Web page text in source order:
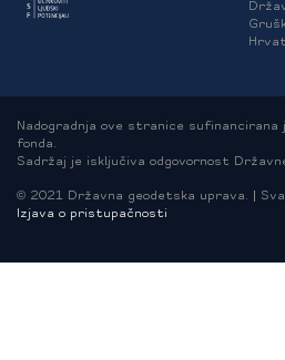
Nadogradnja ove stranice sufinancirana
fonda.
Sadržaj je isključiva odgovornost
© 2021 Državna geodetska uprava. |
Izjava o pristupačnosti